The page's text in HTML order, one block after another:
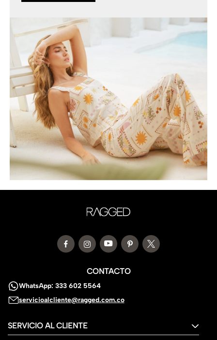
CONTACTO
WhatsApp: 333 602 5564
servicioalcliente@ragged.com.co
SERVICIO AL CLIENTE